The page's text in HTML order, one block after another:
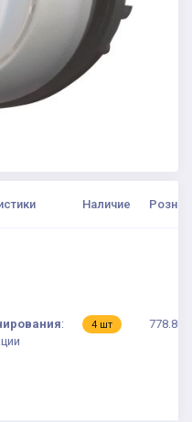
Наличие
:
4 шт 778.80